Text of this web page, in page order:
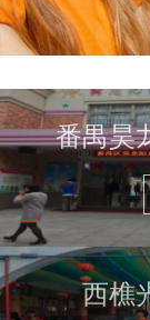
番禺昊
西樵